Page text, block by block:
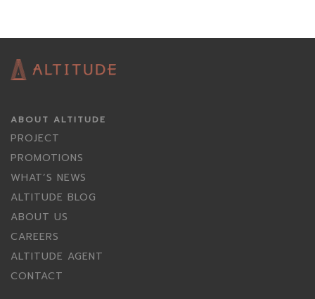
ABOUT ALTITUDE
PROJECT
PROMOTIONS
WHAT’S NEWS
ALTITUDE BLOG
ABOUT US
CAREERS
ALTITUDE AGENT
CONTACT